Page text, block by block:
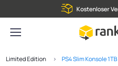
Kostenloser
- Limited Edition PS4 Slim Konsole